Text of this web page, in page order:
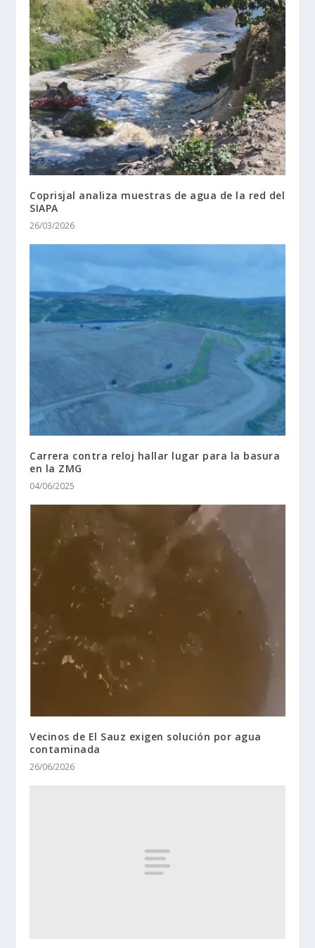
Coprisjal analiza muestras de agua de la red del
SIAPA
26/03/2026
Carrera contra reloj hallar lugar para la basura
en la ZMG
04/06/2025
Vecinos de El Sauz exigen solución por agua
contaminada
26/06/2026